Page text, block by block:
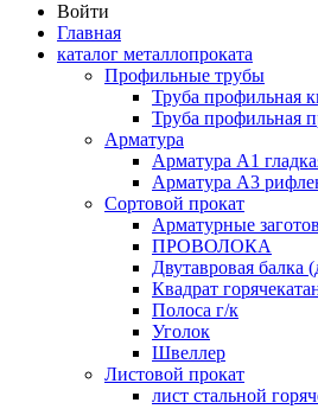
Войти
Главная
каталог металлопроката
Профильные трубы
Труба профильная
Труба профильная
Арматура
Арматура А1
Арматура А3
Сортовой прокат
Арматурные
ПРОВОЛОКА
Двутавровая балка
Квадрат
Полоса г/к
Уголок
Швеллер
Листовой прокат
лист стальной